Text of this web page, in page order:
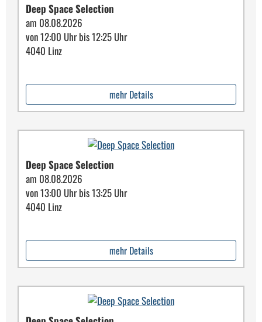
Deep Space Selection
am 08.08.2026
von 12:00 Uhr bis 12:25 Uhr
4040 Linz
mehr Details
Deep Space Selection
am 08.08.2026
von 13:00 Uhr bis 13:25 Uhr
4040 Linz
mehr Details